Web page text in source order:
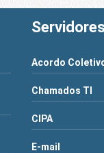
Acordo
Chamados TI
CIPA
E-mail